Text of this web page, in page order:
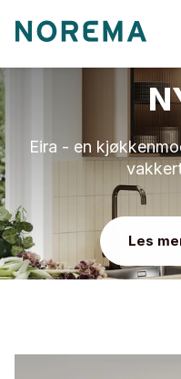
Go
start
Eira - en
Les